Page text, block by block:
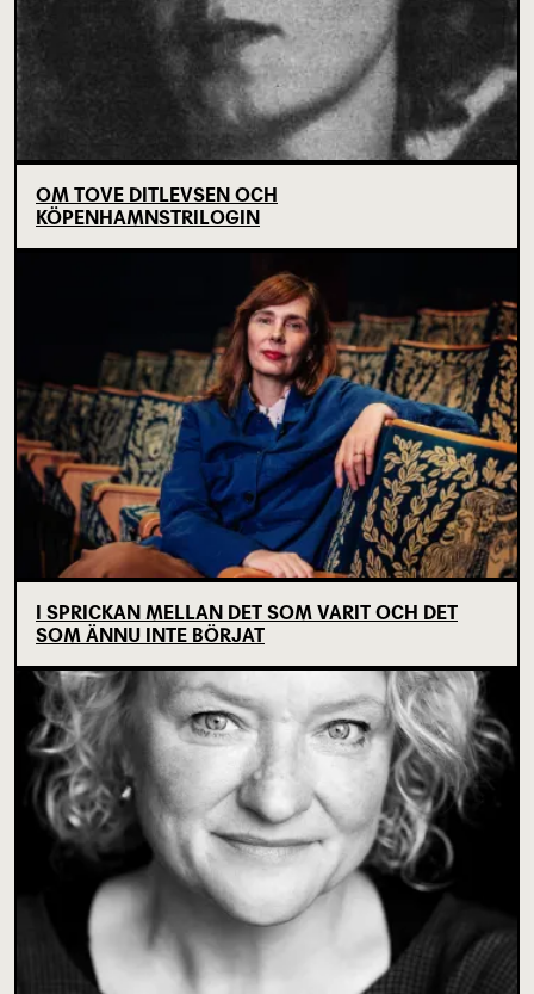
OM TOVE DITLEVSEN OCH
KÖPENHAMNSTRILOGIN
I SPRICKAN MELLAN DET SOM VARIT OCH DET
SOM ÄNNU INTE BÖRJAT